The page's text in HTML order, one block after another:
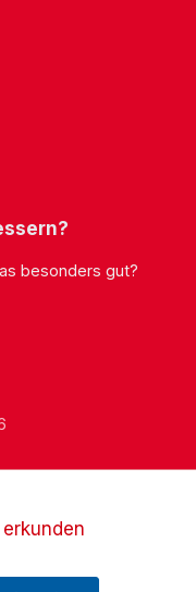
besonders gut?